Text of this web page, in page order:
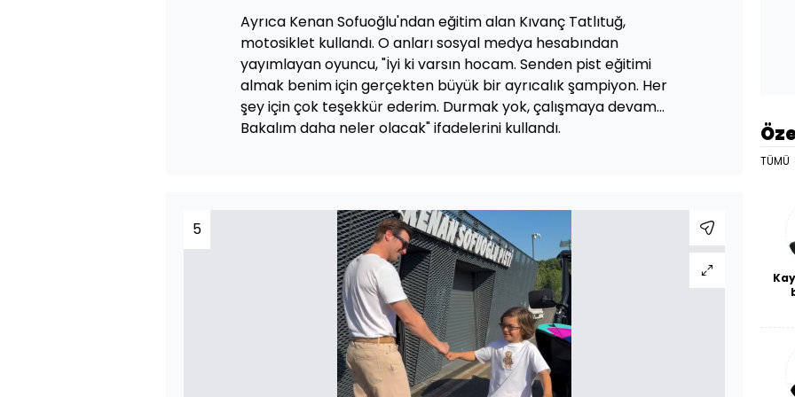
Ayrıca Kenan Sofuoğlu'ndan eğitim alan Kıvanç Tatlıtuğ,
motosiklet kullandı. O anları sosyal medya hesabından
yayımlayan oyuncu, "İyi ki varsın hocam. Senden pist eğitimi
almak benim için gerçekten büyük bir ayrıcalık şampiyon. Her
şey için çok teşekkür ederim. Durmak yok, çalışmaya devam...
Bakalım daha neler olacak" ifadelerini kullandı.
5
TÜMÜ